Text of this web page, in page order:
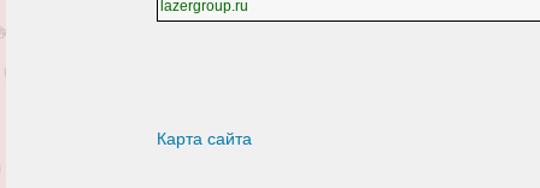
lazergroup.ru
Карта сайта